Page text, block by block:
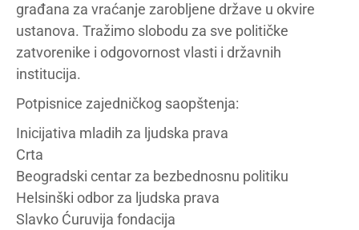
građana za vraćanje zarobljene države u okvire
ustanova. Tražimo slobodu za sve političke
zatvorenike i odgovornost vlasti i državnih
institucija.
Potpisnice zajedničkog saopštenja:
Inicijativa mladih za ljudska prava
Crta
Beogradski centar za bezbednosnu politiku
Helsinški odbor za ljudska prava
Slavko Ćuruvija fondacija